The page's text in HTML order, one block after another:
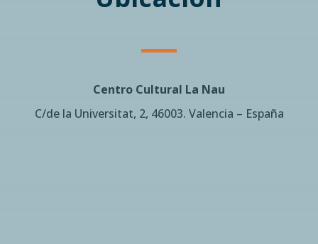
Centro Cultural La Nau
C/de la Universitat, 2, 46003. Valencia – España